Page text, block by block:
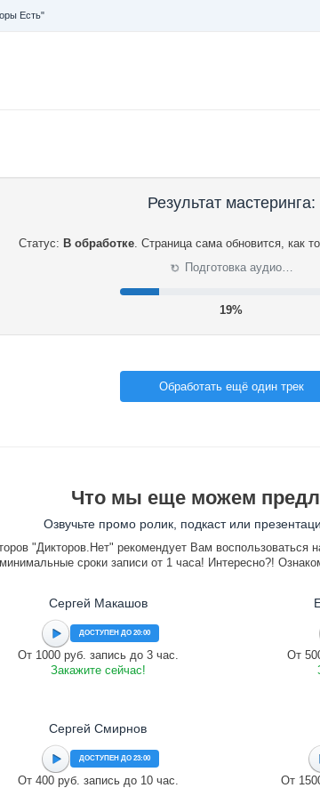
Есть"
Результат мастеринга:
Статус: В обработке. Страница сама обновится, как
⟳ Подготовка аудио…
20%
Обработать ещё один трек
Что мы еще можем
Озвучьте промо ролик, подкаст или
"Дикторов.Нет" рекомендует Вам
сроки записи от 1 часа! Интересно?!
Сергей Макашов
ДОСТУПЕН ДО 20:00
От 1000 руб. запись до 3 час.
Закажите сейчас!
От
Сергей Смирнов
ДОСТУПЕН ДО 23:00
От 400 руб. запись до 10 час.
От